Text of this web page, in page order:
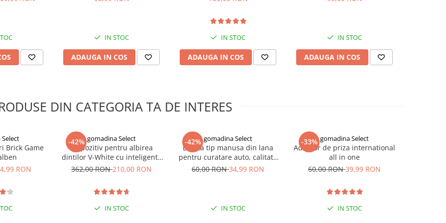
textura racoritoare,
de clientii nostrii.
IN STOC
ADAUGA IN COS
IN STOC
ADAUGA IN COS
IN STOC
ADAUGA IN COS
DIN CATEGORIA TA DE INTERES
Brick Game
RON
-42% gomadina Select
Dispozitiv pentru albirea
dintilor V-White cu inteligenta
artificiala
362,00 RON210,00 RON
IN STOC
-42% gomadina Select
Laveta tip manusa din lana
pentru curatare auto, calitate
extra
60,00 RON34,99 RON
IN STOC
-33% gomadina Select
Adaptor de priza international
all in one
60,00 RON39,99 RON
IN STOC